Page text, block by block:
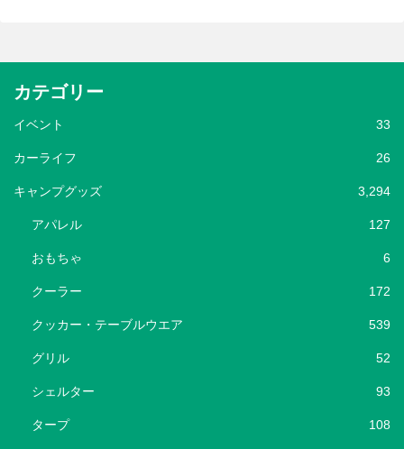
カテゴリー
イベント 33
カーライフ 26
キャンプグッズ 3,294
アパレル 127
おもちゃ 6
クーラー 172
クッカー・テーブルウエア 539
グリル 52
シェルター 93
タープ 108